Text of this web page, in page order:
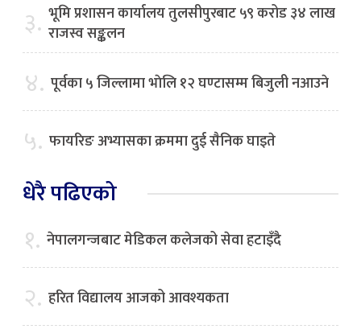
३. भूमि प्रशासन कार्यालय तुलसीपुरबाट ५९ करोड ३४ लाख
राजस्व सङ्कलन
४. पूर्वका ५ जिल्लामा भाेलि १२ घण्टासम्म बिजुली नआउने
५. फायरिङ अभ्यासका क्रममा दुई सैनिक घाइते
धेरै पढिएको
१. नेपालगन्जबाट मेडिकल कलेजको सेवा हटाइँदै
२. हरित विद्यालय आजको आवश्यकता